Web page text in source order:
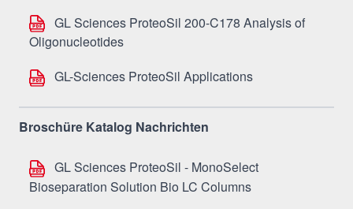
GL Sciences ProteoSil 200-C178 Analysis of
Oligonucleotides
GL-Sciences ProteoSil Applications
Broschüre Katalog Nachrichten
GL Sciences ProteoSil - MonoSelect
Bioseparation Solution Bio LC Columns